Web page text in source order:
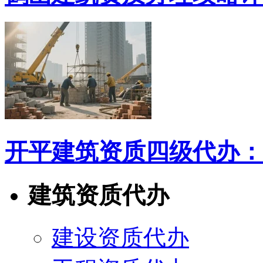
开平建筑资质四级代办
建筑资质代办
建设资质代办